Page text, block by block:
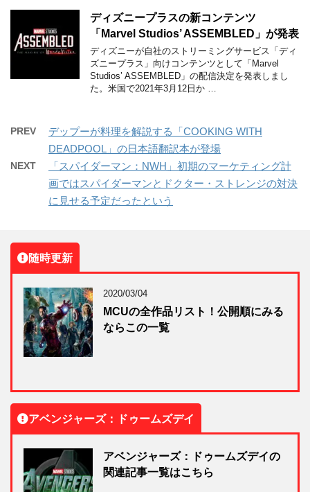
ディズニープラスの新コンテンツ
「Marvel Studios’ ASSEMBLED」が発表
ディズニーが自社のストリーミングサービス「ディ
ズニープラス」向けコンテンツとして「Marvel
Studios’ ASSEMBLED」の配信決定を発表しまし
た。米国で2021年3月12日か …
PREV
デップーが料理を解説する「COOKING WITH
DEADPOOL」の日本語翻訳本が登場
NEXT
「スパイダーマン：NWH」初期のマーケティング計
画ではスパイダーマンとドクター・ストレンジの対決
に見せる予定だったという
随時更新
2020/03/04
MCUの全作品リスト！公開順にみる
ならこの一覧
アベンジャーズ：ドゥームズデイ
アベンジャーズ：ドゥームズデイの
関連記事一覧はこちら